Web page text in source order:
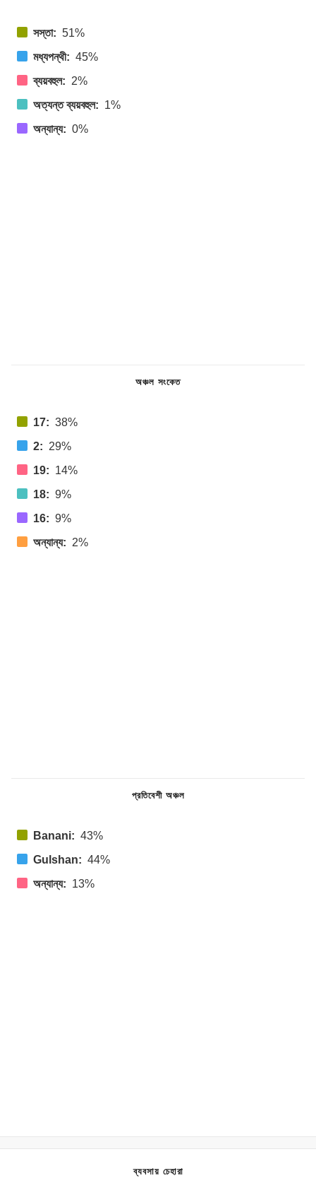
সস্তা: 51%
মধ্যপন্থী: 45%
ব্যয়বহুল: 2%
অত্যন্ত ব্যয়বহুল: 1%
অন্যান্য: 0%
অঞ্চল সংকেত
17: 38%
2: 29%
19: 14%
18: 9%
16: 9%
অন্যান্য: 2%
প্রতিবেশী অঞ্চল
Banani: 43%
Gulshan: 44%
অন্যান্য: 13%
ব্যবসায় চেহারা